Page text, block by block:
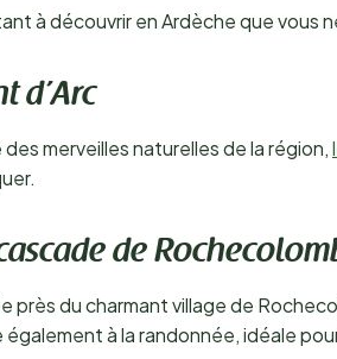
à découvrir en Ardèche que vous
d’Arc
des merveilles naturelles de la région,
de
près du charmant village de
à la randonnée, idéale